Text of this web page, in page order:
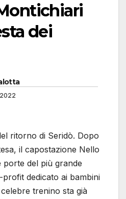
dei
ritorno di Seridò. Dopo
il capostazione Nello
del più grande
dedicato ai bambini
trenino sta già